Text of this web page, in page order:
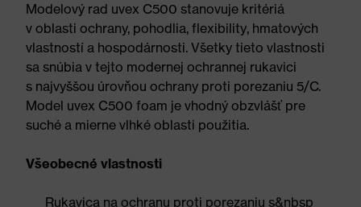
Modelový rad uvex C500 stanovuje kritériá
v oblasti ochrany, pohodlia, flexibility, hmatových
vlastností a hospodárnosti. Všetky tieto vlastnosti
sa snúbia v tejto modernej ochrannej rukavici
s najvyššou úrovňou ochrany proti porezaniu 5/C.
Model uvex C500 foam je vhodný obzvlášť pre
suché a mierne vlhké oblasti použitia.
Všeobecné vlastnosti
Rukavica na ochranu proti porezaniu s&nbsp